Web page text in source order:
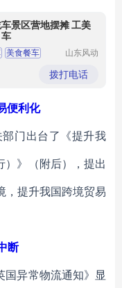
景区营地摆摊 工美
美食餐车
山东风动
有限公司
拨打电话
便利化
门出台了《提升我
）》（附后），提出
，提升我国跨境贸易
断
国异常物流通知》显